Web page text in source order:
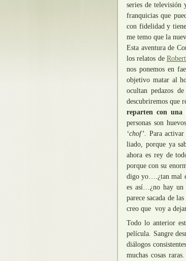
series de televisión
franquicias que
con fidelidad y
me temo que la
Esta aventura de
los relatos de
nos ponemos en
objetivo matar al
ocultan pedazos
descubriremos que
reparten con una
personas son
‘chof’ . Para
liado, porque ya
ahora es rey de
porque con su
digo yo….¿tan mal
es así…¿no hay un
parece sacada de las
creo que voy a
Todo lo anterior
película. Sangre
diálogos
muchas cosas